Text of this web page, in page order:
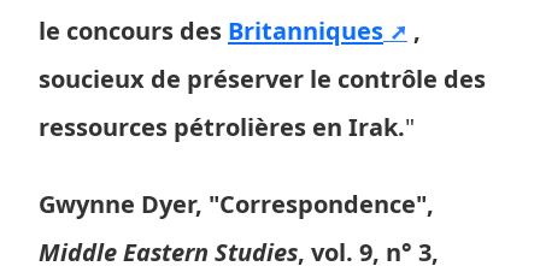
le concours des Britanniques
,
soucieux de préserver le contrôle des
ressources pétrolières en Irak."
Gwynne Dyer, "Correspondence",
Middle Eastern Studies, vol. 9, n° 3,